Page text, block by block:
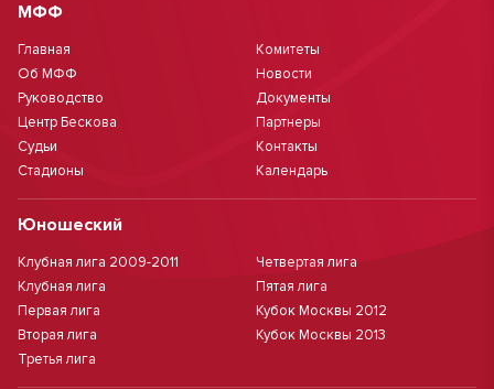
МФФ
Главная
Об МФФ
Руководство
Центр Бескова
Судьи
Стадионы
Комитеты
Новости
Документы
Партнеры
Контакты
Календарь
Юношеский
Клубная лига 2009-2011
Клубная лига
Первая лига
Вторая лига
Третья лига
Четвертая лига
Пятая лига
Кубок Москвы 2012
Кубок Москвы 2013